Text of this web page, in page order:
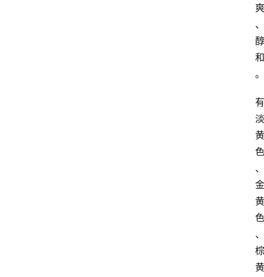
爽
、
醇
和
。
有
淡
黄
色
、
金
黄
色
、
棕
黄